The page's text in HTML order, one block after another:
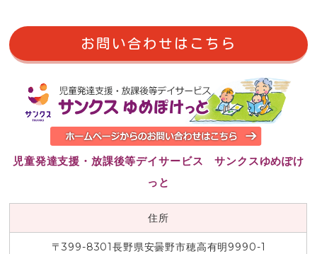
お問い合わせはこちら
児童発達支援・放課後等デイサービス サンクスゆめぽけ
っと
住所
〒399-8301長野県安曇野市穂高有明9990-1